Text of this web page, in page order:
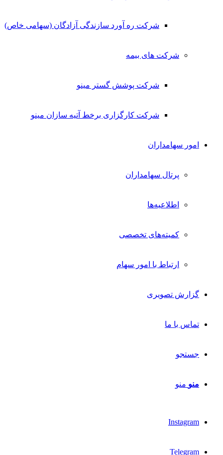
شرکت ره آورد سازندگی آزادگان (سهامی خاص)
شرکت های بیمه
شرکت پوشش گستر مینو
شرکت کارگزاری برخط آتیه سازان مینو
امور سهامداران
پرتال سهامداران
اطلاعیه‌ها
کمیته‌های تخصصی
ارتباط با امور سهام
گزارش تصویری
تماس با ما
جستجو
منو منو
Instagram
Telegram